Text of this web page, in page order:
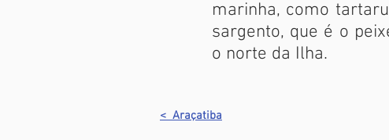
marinha, como
sargento, que é o
o norte da Ilha.
< Araçatiba